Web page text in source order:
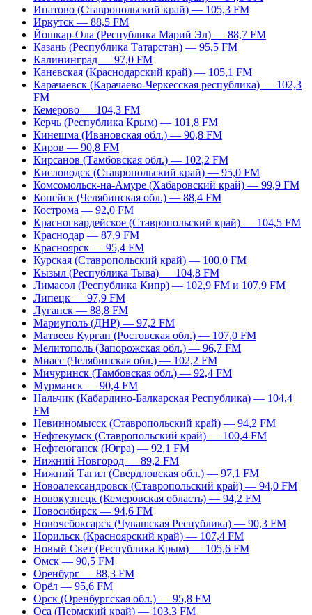
Ипатово (Ставропольский край) — 105,3 FM
Иркутск — 88,5 FM
Йошкар-Ола (Республика Марий Эл) — 88,7 FM
Казань (Республика Татарстан) — 95,5 FM
Калининград — 97,0 FM
Каневская (Краснодарский край) — 105,1 FM
Карачаевск (Карачаево-Черкесская республика) — 102,3
FM
Кемерово — 104,3 FM
Керчь (Республика Крым) — 101,8 FM
Кинешма (Ивановская обл.) — 90,8 FM
Киров — 90,8 FM
Кирсанов (Тамбовская обл.) — 102,2 FM
Кисловодск (Ставропольский край) — 95,0 FM
Комсомольск-на-Амуре (Хабаровский край) — 99,9 FM
Копейск (Челябинская обл.) — 88,4 FM
Кострома — 92,0 FM
Красногвардейское (Ставропольский край) — 104,5 FM
Краснодар — 87,9 FM
Красноярск — 95,4 FM
Курская (Ставропольский край) — 100,0 FM
Кызыл (Республика Тыва) — 104,8 FM
Лимасол (Республика Кипр) — 102,9 FM и 107,9 FM
Липецк — 97,9 FM
Луганск — 88,8 FM
Мариуполь (ДНР) — 97,2 FM
Матвеев Курган (Ростовская обл.) — 107,0 FM
Мелитополь (Запорожская обл.) — 96,7 FM
Миасс (Челябинская обл.) — 102,2 FM
Мичуринск (Тамбовская обл.) — 92,4 FM
Мурманск — 90,4 FM
Нальчик (Кабардино-Балкарская Республика) — 104,4
FM
Невинномысск (Ставропольский край) — 94,2 FM
Нефтекумск (Ставропольский край) — 100,4 FM
Нефтеюганск (Югра) — 92,1 FM
Нижний Новгород — 89,2 FM
Нижний Тагил (Свердловская обл.) — 97,1 FM
Новоалександровск (Ставропольский край) — 94,0 FM
Новокузнецк (Кемеровская область) — 94,2 FM
Новосибирск — 94,6 FM
Новочебоксарск (Чувашская Республика) — 90,3 FM
Норильск (Красноярский край) — 107,4 FM
Новый Свет (Республика Крым) — 105,6 FM
Омск — 90,5 FM
Оренбург — 88,3 FM
Орёл — 95,6 FM
Орск (Оренбургская обл.) — 95,8 FM
Оса (Пермский край) — 103,3 FM